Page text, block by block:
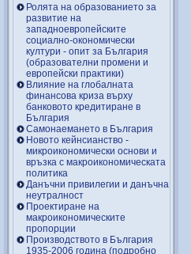
Ролята на образованието за
развитие на
западноевропейските
социално-окономически
култури - опит за България
(образователни промени и
европейски практики)
Влияние на глобалната
финансова криза върху
банковото кредитиране в
България
Самонаемането в България
Новото кейнсианство -
микроикономически основи и
връзка с макроикономическата
политика
Данъчни привилегии и данъчна
неутралност
Проектиране на
макроикономическите
пропорции
Производството в България
1935-2006 година (подробно